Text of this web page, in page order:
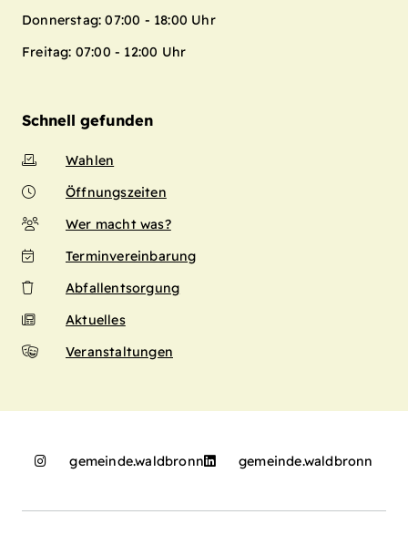
Donnerstag: 07:00 - 18:00 Uhr
Freitag: 07:00 - 12:00 Uhr
Schnell gefunden
Wahlen
Öffnungszeiten
Wer macht was?
Terminvereinbarung
Abfallentsorgung
Aktuelles
Veranstaltungen
gemeinde.waldbronn gemeinde.waldbronn